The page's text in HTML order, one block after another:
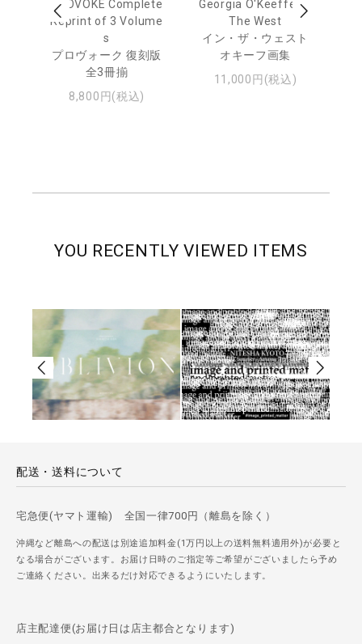
PROVOKE Complete
Reprint of 3 Volume
s
プロヴォーク 復刻版
全3冊揃
8,800円(税込)
Georgia O'Keeffe: In
The West
イン・ザ・ウェスト
オキーフ画集
11,000円(税込)
YOU RECENTLY VIEWED ITEMS
配送・送料について
宅急便(ヤマト運輸) 全国一律700円（離島を除く）
沖縄など離島への配送は別途追加料金(1万円以上の送料無料適用外)が必要と
なる場合がございます。お届け日時のご指定等ご希望がございましたら予め
ご連絡ください。出来るだけ対応できるようにいたします。
店主配達便(お届け日は店主都合となります)